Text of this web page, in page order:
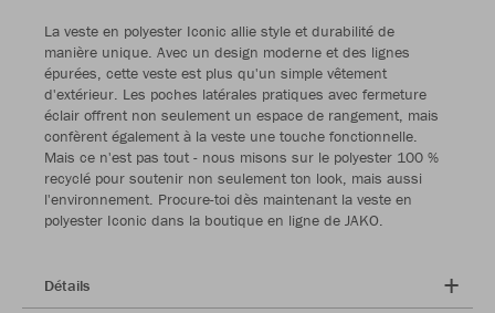
La veste en polyester Iconic allie style et durabilité de
manière unique. Avec un design moderne et des lignes
épurées, cette veste est plus qu'un simple vêtement
d'extérieur. Les poches latérales pratiques avec fermeture
éclair offrent non seulement un espace de rangement, mais
confèrent également à la veste une touche fonctionnelle.
Mais ce n'est pas tout - nous misons sur le polyester 100 %
recyclé pour soutenir non seulement ton look, mais aussi
l'environnement. Procure-toi dès maintenant la veste en
polyester Iconic dans la boutique en ligne de JAKO.
Détails